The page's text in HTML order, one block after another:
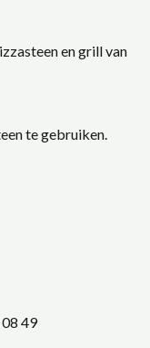
en grill van
te gebruiken.
49